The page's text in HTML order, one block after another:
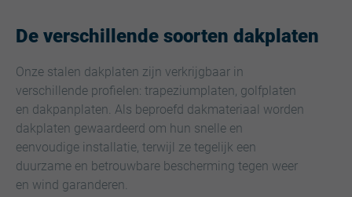
De verschillende soorten dakplaten
Onze stalen dakplaten zijn verkrijgbaar in
verschillende profielen: trapeziumplaten, golfplaten
en dakpanplaten. Als beproefd dakmateriaal worden
dakplaten gewaardeerd om hun snelle en
eenvoudige installatie, terwijl ze tegelijk een
duurzame en betrouwbare bescherming tegen weer
en wind garanderen.